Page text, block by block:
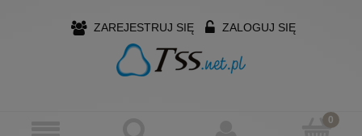
ZAREJESTRUJ SIĘ ZALOGUJ SIĘ